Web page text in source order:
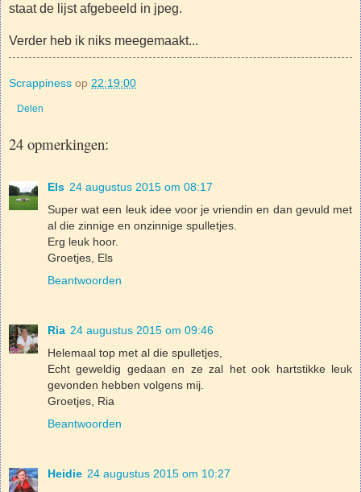
staat de lijst afgebeeld in jpeg.
Verder heb ik niks meegemaakt...
Scrappiness op 22:19:00
Delen
24 opmerkingen:
Els 24 augustus 2015 om 08:17
Super wat een leuk idee voor je vriendin en dan gevuld met
al die zinnige en onzinnige spulletjes.
Erg leuk hoor.
Groetjes, Els
Beantwoorden
Ria 24 augustus 2015 om 09:46
Helemaal top met al die spulletjes,
Echt geweldig gedaan en ze zal het ook hartstikke leuk
gevonden hebben volgens mij.
Groetjes, Ria
Beantwoorden
Heidie 24 augustus 2015 om 10:27